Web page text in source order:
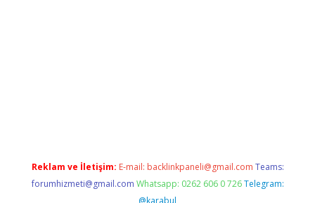
Reklam ve İletişim: E-mail: backlinkpaneli@gmail.com Teams:
forumhizmeti@gmail.com Whatsapp: 0262 606 0 726 Telegram:
@karabul